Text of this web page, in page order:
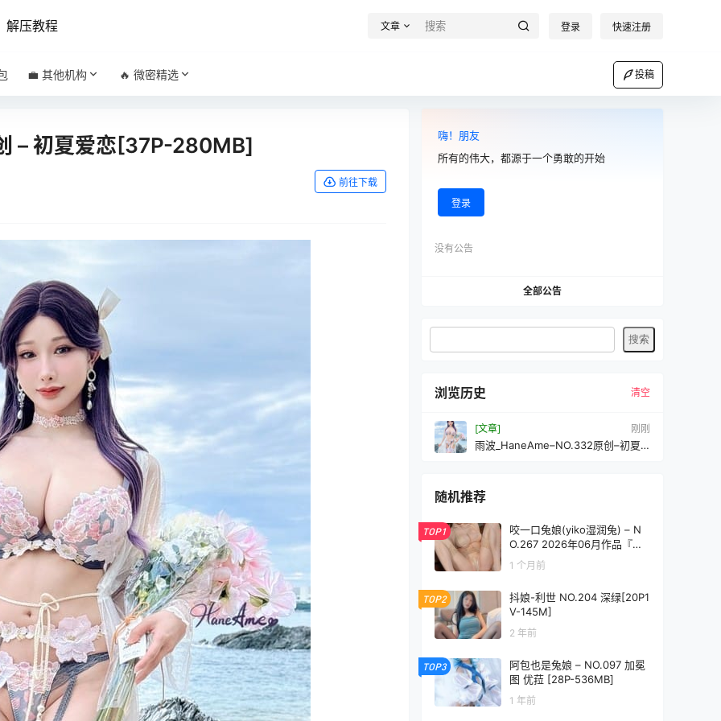
解压教程 文章 登录 快速注册
💼 其他机构 🔥 微密精选 投稿
– 初夏爱恋[37P-280MB]
前往下载
嗨！朋友
所有的伟大，都源于一个勇敢的开始
登录
没有公告
全部公告
浏览历史 清空
[文章] 刚刚
雨波_HaneAme–NO.332原创–初夏
随机推荐
TOP1
咬一口兔娘(yiko湿润兔) – N
O.267 2026年06月作品『大
小姐的思春期』 [121P3V-1.55
GB]
1 个月前
TOP2
抖娘-利世 NO.204 深绿[20P1
V-145M]
2 年前
TOP3
阿包也是兔娘 – NO.097 加冕
图 优菈 [28P-536MB]
1 年前